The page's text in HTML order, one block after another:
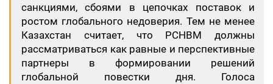
санкциями, сбоями в цепочках поставок и
ростом глобального недоверия. Тем не менее
Казахстан считает, что РСНВМ должны
рассматриваться как равные и перспективные
партнеры в формировании решений
глобальной повестки дня. Голоса